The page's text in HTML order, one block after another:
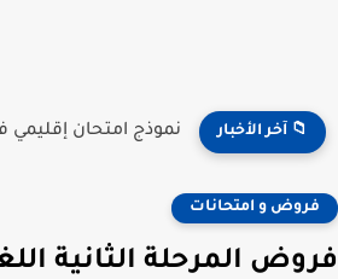
📁 آخر الأخبار
فروض و امتحانات
فروض المرحلة الثانية